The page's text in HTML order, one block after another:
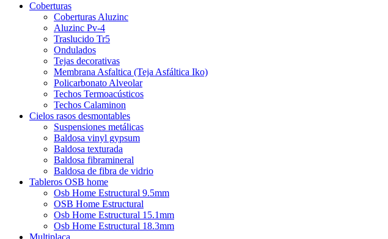
Coberturas
Coberturas Aluzinc
Aluzinc Pv-4
Traslucido Tr5
Ondulados
Tejas decorativas
Membrana Asfaltica (Teja Asfáltica Iko)
Policarbonato Alveolar
Techos Termoacústicos
Techos Calaminon
Cielos rasos desmontables
Suspensiones metálicas
Baldosa vinyl gypsum
Baldosa texturada
Baldosa fibramineral
Baldosa de fibra de vidrio
Tableros OSB home
Osb Home Estructural 9.5mm
OSB Home Estructural
Osb Home Estructural 15.1mm
Osb Home Estructural 18.3mm
Multiplaca